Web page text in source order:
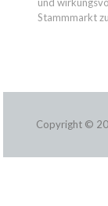
Stammmarkt
Copyright ©